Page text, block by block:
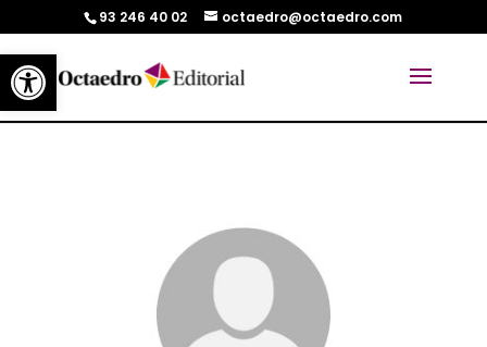
Abrir barra de herramientas
93 246 40 02 octaedro@octaedro.com